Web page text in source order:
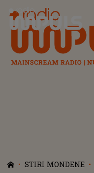
Radio Impuls
STIRI MONDENE